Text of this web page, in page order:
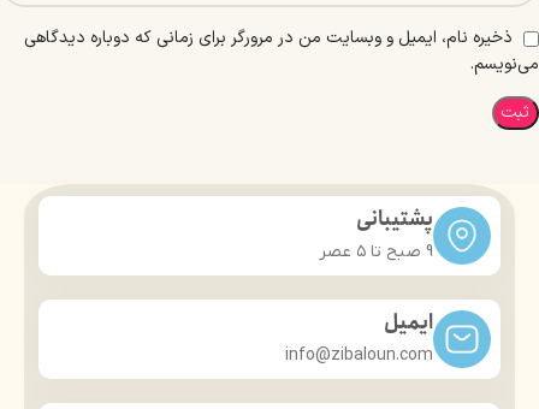
ذخیره نام، ایمیل و وبسایت من در مرورگر برای زمانی که دوباره دیدگاهی
می‌نویسم.
پشتیبانی
9 صبح تا ۵ عصر
ایمیل
info@zibaloun.com